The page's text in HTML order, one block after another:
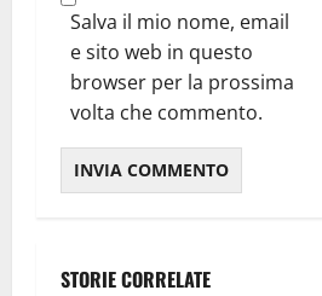
Salva il mio nome, email
e sito web in questo
browser per la prossima
volta che commento.
STORIE CORRELATE